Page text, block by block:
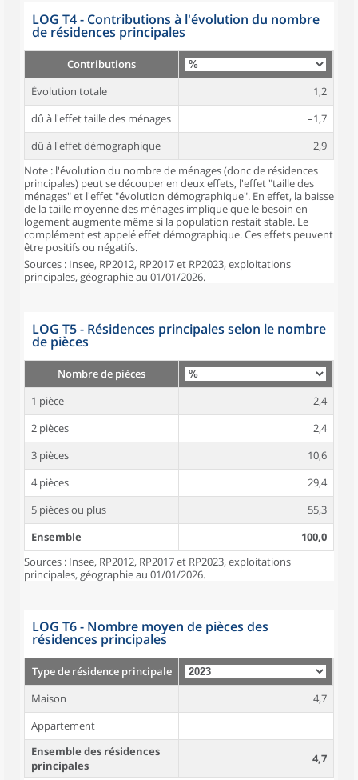
LOG T4 - Contributions à l'évolution du nombre
de résidences principales
Contributions
Évolution totale
1,2
dû à l'effet taille des ménages
–1,7
dû à l'effet démographique
2,9
Note : l'évolution du nombre de ménages (donc de résidences
principales) peut se découper en deux effets, l'effet "taille des
ménages" et l'effet "évolution démographique". En effet, la baisse
de la taille moyenne des ménages implique que le besoin en
logement augmente même si la population restait stable. Le
complément est appelé effet démographique. Ces effets peuvent
être positifs ou négatifs.
Sources : Insee, RP2012, RP2017 et RP2023, exploitations
principales, géographie au 01/01/2026.
LOG T5 - Résidences principales selon le nombre
de pièces
Nombre de pièces
1 pièce
2,4
2 pièces
2,4
3 pièces
10,6
4 pièces
29,4
5 pièces ou plus
55,3
Ensemble
100,0
Sources : Insee, RP2012, RP2017 et RP2023, exploitations
principales, géographie au 01/01/2026.
LOG T6 - Nombre moyen de pièces des
résidences principales
Type de résidence principale
Maison
4,7
Appartement
Ensemble des résidences
principales
4,7